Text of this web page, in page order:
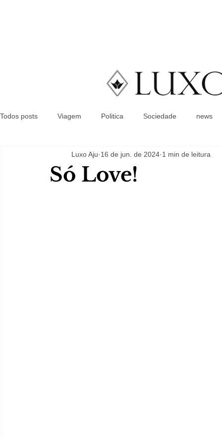
Todos posts Viagem Politica Sociedade news
Só Love!
Luxo Aju 16 de jun. de 2024 1 min de leitura